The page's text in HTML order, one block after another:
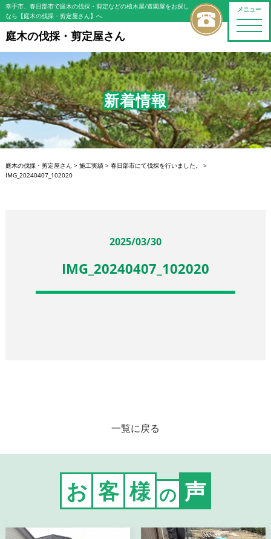
メニュー
toggle
幸手市、春日部市で庭木の伐採・剪定などの植木屋/造園屋をお探し
なら【庭木の伐採・剪定屋さん】へ
庭木の伐採・剪定屋さん
新着情報
庭木の伐採・剪定屋さん > 施工実績> 春日部市にて伐採を行いました。
>
IMG_20240407_102020
2025/03/30
IMG_20240407_102020
一覧に戻る
お 客 様 の 声